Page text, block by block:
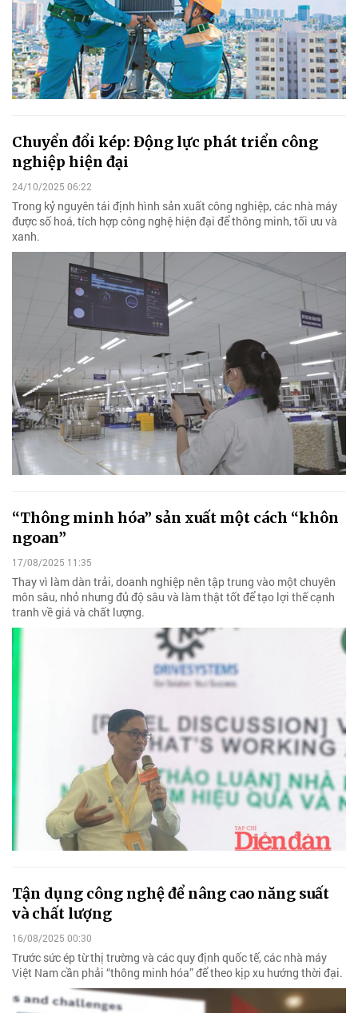
Chuyển đổi kép: Động lực phát triển công
nghiệp hiện đại
24/10/2025 06:22
Trong kỷ nguyên tái định hình sản xuất công nghiệp, các nhà máy
được số hoá, tích hợp công nghệ hiện đại để thông minh, tối ưu và
xanh.
“Thông minh hóa” sản xuất một cách “khôn
ngoan”
17/08/2025 11:35
Thay vì làm dàn trải, doanh nghiệp nên tập trung vào một chuyên
môn sâu, nhỏ nhưng đủ độ sâu và làm thật tốt để tạo lợi thế cạnh
tranh về giá và chất lượng.
Tận dụng công nghệ để nâng cao năng suất
và chất lượng
16/08/2025 00:30
Trước sức ép từ thị trường và các quy định quốc tế, các nhà máy
Việt Nam cần phải “thông minh hóa” để theo kịp xu hướng thời đại.